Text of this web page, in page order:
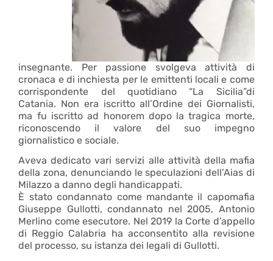
insegnante. Per passione svolgeva attività di
cronaca e di inchiesta per le emittenti locali e come
corrispondente del quotidiano “La Sicilia”di
Catania. Non era iscritto all’Ordine dei Giornalisti,
ma fu iscritto ad honorem dopo la tragica morte,
riconoscendo il valore del suo impegno
giornalistico e sociale.
Aveva dedicato vari servizi alle attività della mafia
della zona, denunciando le speculazioni dell’Aias di
Milazzo a danno degli handicappati.
È stato condannato come mandante il capomafia
Giuseppe Gullotti, condannato nel 2005, Antonio
Merlino come esecutore. Nel 2019 la Corte d’appello
di Reggio Calabria ha acconsentito alla revisione
del processo, su istanza dei legali di Gullotti.